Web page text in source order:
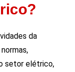
da
setor elétrico,